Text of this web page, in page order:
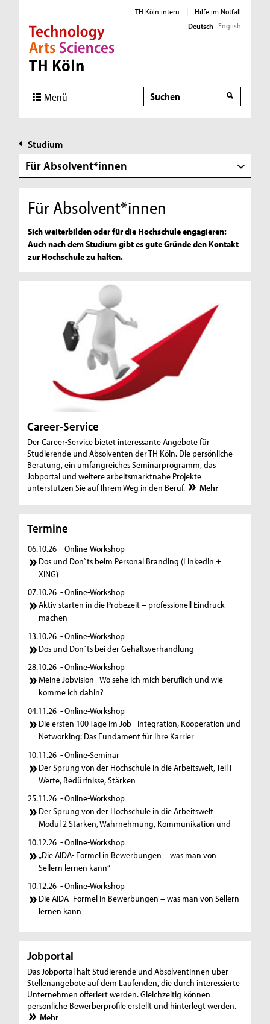
Direkt zur Hauptnavigation
Direkt zur Subnavigation
Direkt zum Inhalt
Direkt zum Fußbereich
TH Köln intern |
Hilfe im Notfall
Deutsch English
Menü Suche
Studium
Für Absolvent*innen
Für Absolvent*innen
Sich weiterbilden oder für die Hochschule engagieren:
Auch nach dem Studium gibt es gute Gründe den Kontakt
zur Hochschule zu halten.
Career-Service
Der Career-Service bietet interessante Angebote für
Studierende und Absolventen der TH Köln. Die persönliche
Beratung, ein umfangreiches Seminarprogramm, das
Jobportal und weitere arbeitsmarktnahe Projekte
unterstützen Sie auf Ihrem Weg in den Beruf.
Mehr
Termine
06.10.26 - Online-Workshop
Dos und Don`ts beim Personal Branding (LinkedIn +
XING)
07.10.26 - Online-Workshop
Aktiv starten in die Probezeit – professionell Eindruck
machen
13.10.26 - Online-Workshop
Dos und Don`ts bei der Gehaltsverhandlung
28.10.26 - Online-Workshop
Meine Jobvision - Wo sehe ich mich beruflich und wie
komme ich dahin?
04.11.26 - Online-Workshop
Die ersten 100 Tage im Job - Integration, Kooperation und
Networking: Das Fundament für Ihre Karrier
10.11.26 - Online-Seminar
Der Sprung von der Hochschule in die Arbeitswelt, Teil I -
Werte, Bedürfnisse, Stärken
25.11.26 - Online-Workshop
Der Sprung von der Hochschule in die Arbeitswelt –
Modul 2 Stärken, Wahrnehmung, Kommunikation und
10.12.26 - Online-Workshop
„Die AIDA- Formel in Bewerbungen – was man von
Sellern lernen kann“
10.12.26 - Online-Workshop
Die AIDA- Formel in Bewerbungen – was man von Sellern
lernen kann
Jobportal
Das Jobportal hält Studierende und AbsolventInnen über
Stellenangebote auf dem Laufenden, die durch interessierte
Unternehmen offeriert werden. Gleichzeitig können
persönliche Bewerberprofile erstellt und hinterlegt werden.
Mehr